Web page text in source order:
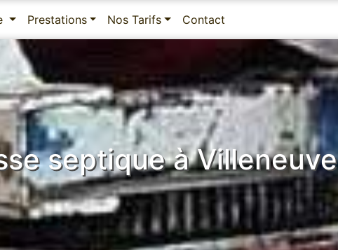
Prestations Nos Tarifs Contact
septique à